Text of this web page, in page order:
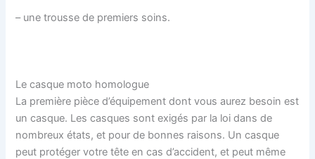
– une trousse de premiers soins.
Le casque moto homologue
La première pièce d’équipement dont vous aurez besoin est
un casque. Les casques sont exigés par la loi dans de
nombreux états, et pour de bonnes raisons. Un casque
peut protéger votre tête en cas d’accident, et peut même